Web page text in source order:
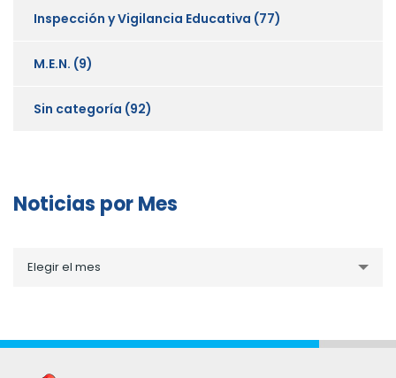
Inspección y Vigilancia Educativa (77)
M.E.N. (9)
Sin categoría (92)
Noticias por Mes
porElegir el mes